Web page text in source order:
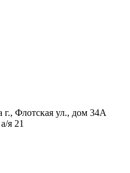
г., Флотская ул., дом 34А
я 21